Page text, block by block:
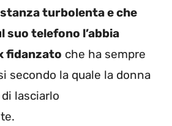
turbolenta e che
suo telefono l’abbia
fidanzato che ha sempre
secondo la quale la donna
lasciarlo